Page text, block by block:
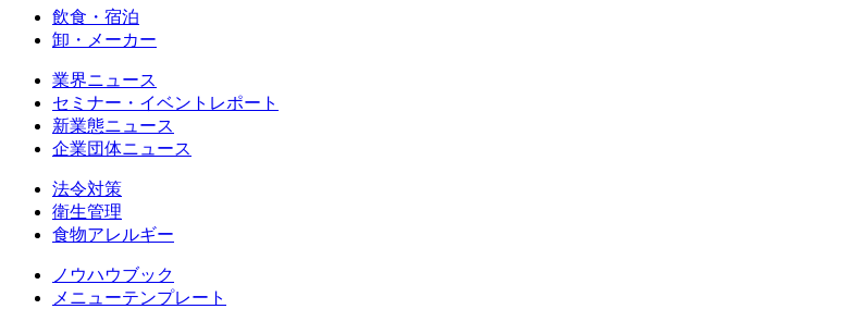
飲食・宿泊
卸・メーカー
業界ニュース
セミナー・イベントレポート
新業態ニュース
企業団体ニュース
法令対策
衛生管理
食物アレルギー
ノウハウブック
メニューテンプレート